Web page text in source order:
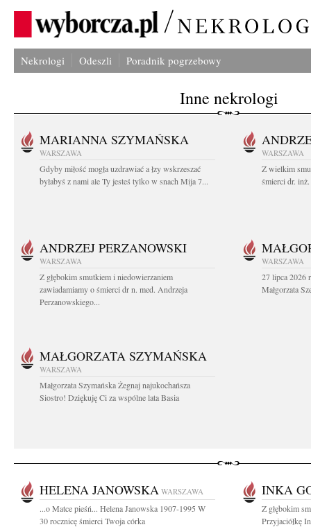
Nekrologi Odeszli Poradnik pogrzebowy
Inne nekrologi
MARIANNA SZYMAŃSKA
WARSZAWA
Gdyby miłość mogła uzdrawiać a łzy wskrzeszać
byłabyś z nami ale Ty jesteś tylko w snach Mija 7...
WARSZAWA
Z wielkim
śmierci dr.
ANDRZEJ PERZANOWSKI
WARSZAWA
Z głębokim smutkiem i niedowierzaniem
zawiadamiamy o śmierci dr n. med. Andrzeja
Perzanowskiego...
WARSZAWA
27 lipca 2026
Małgorzata
MAŁGORZATA SZYMAŃSKA
WARSZAWA
Małgorzata Szymańska Żegnaj najukochańsza
Siostro! Dziękuję Ci za wspólne lata Basia
HELENA JANOWSKA WARSZAWA
...o Matce pieśń... Helena Janowska 1907-1995 W
30 rocznicę śmierci Twoja córka
INKA
Z głębokim
Przyjaciółkę